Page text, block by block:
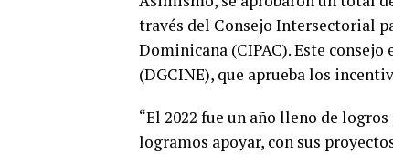
través del Consejo Intersectorial
Dominicana (CIPAC). Este
(DGCINE), que aprueba los
“El 2022 fue un año lleno de
logramos apoyar, con sus